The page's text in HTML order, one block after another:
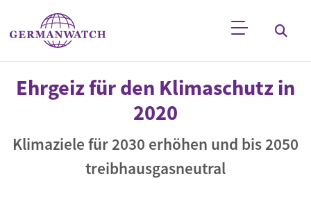
Direkt zum Inhalt
Stichwortsuche
Ehrgeiz für den Klimaschutz in
2020
Klimaziele für 2030 erhöhen und bis 2050
treibhausgasneutral